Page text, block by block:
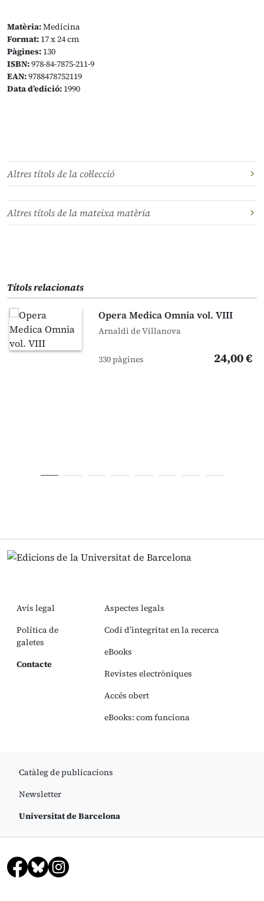
Matèria:Medicina
Format: 17 x 24 cm
Pàgines: 130
ISBN:978-84-7875-211-9
EAN:9788478752119
Data d’edició: 1990
Altres títols de la col·lecció
Altres títols de la mateixa matèria
Títols relacionats
Opera Medica Omnia vol. VIII
Arnaldi de Villanova
330 pàgines 24,00 €
Avís legal
Política de
galetes
Contacte
Aspectes legals
Codi d’integritat en la recerca
eBooks
Revistes electròniques
Accés obert
eBooks: com funciona
Catàleg de publicacions
Newsletter
Universitat de Barcelona